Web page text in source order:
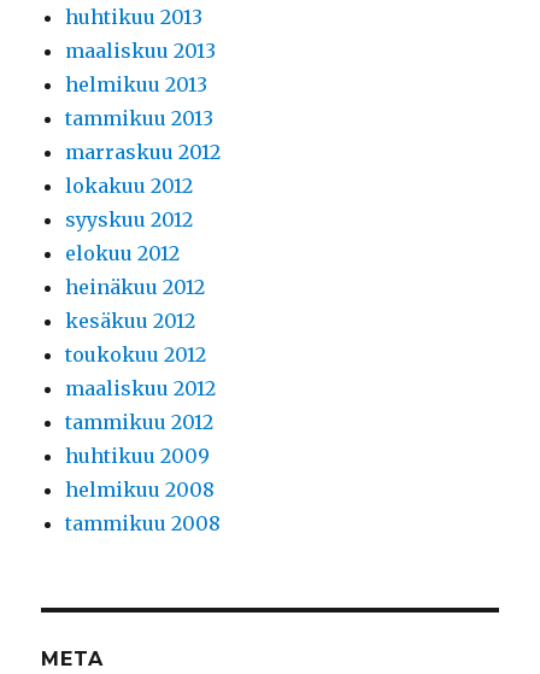
huhtikuu 2013
maaliskuu 2013
helmikuu 2013
tammikuu 2013
marraskuu 2012
lokakuu 2012
syyskuu 2012
elokuu 2012
heinäkuu 2012
kesäkuu 2012
toukokuu 2012
maaliskuu 2012
tammikuu 2012
huhtikuu 2009
helmikuu 2008
tammikuu 2008
META